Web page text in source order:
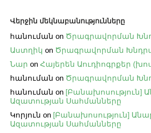
Վերջին մեկնաբանությունները
հանուման on Ծրագրավորման
Աստղիկ on Ծրագրավորման
Նար on Հայերեն Աուդիոգրքեր
հանուման on Ծրագրավորման
հանուման on [Բանախոսություն]
Ազատության Սահմանները
Կորյուն on [Բանախոսություն]
Ազատության Սահմանները